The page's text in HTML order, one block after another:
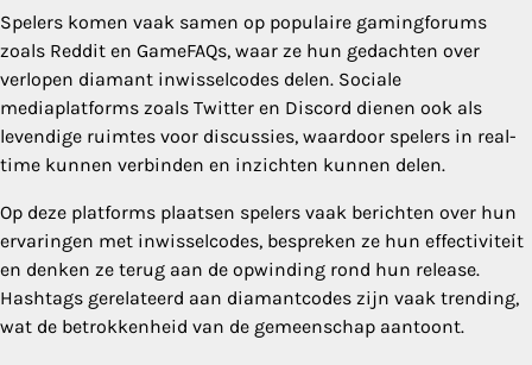
Spelers komen vaak samen op populaire gamingforums
zoals Reddit en GameFAQs, waar ze hun gedachten over
verlopen diamant inwisselcodes delen. Sociale
mediaplatforms zoals Twitter en Discord dienen ook als
levendige ruimtes voor discussies, waardoor spelers in real-
time kunnen verbinden en inzichten kunnen delen.
Op deze platforms plaatsen spelers vaak berichten over hun
ervaringen met inwisselcodes, bespreken ze hun effectiviteit
en denken ze terug aan de opwinding rond hun release.
Hashtags gerelateerd aan diamantcodes zijn vaak trending,
wat de betrokkenheid van de gemeenschap aantoont.